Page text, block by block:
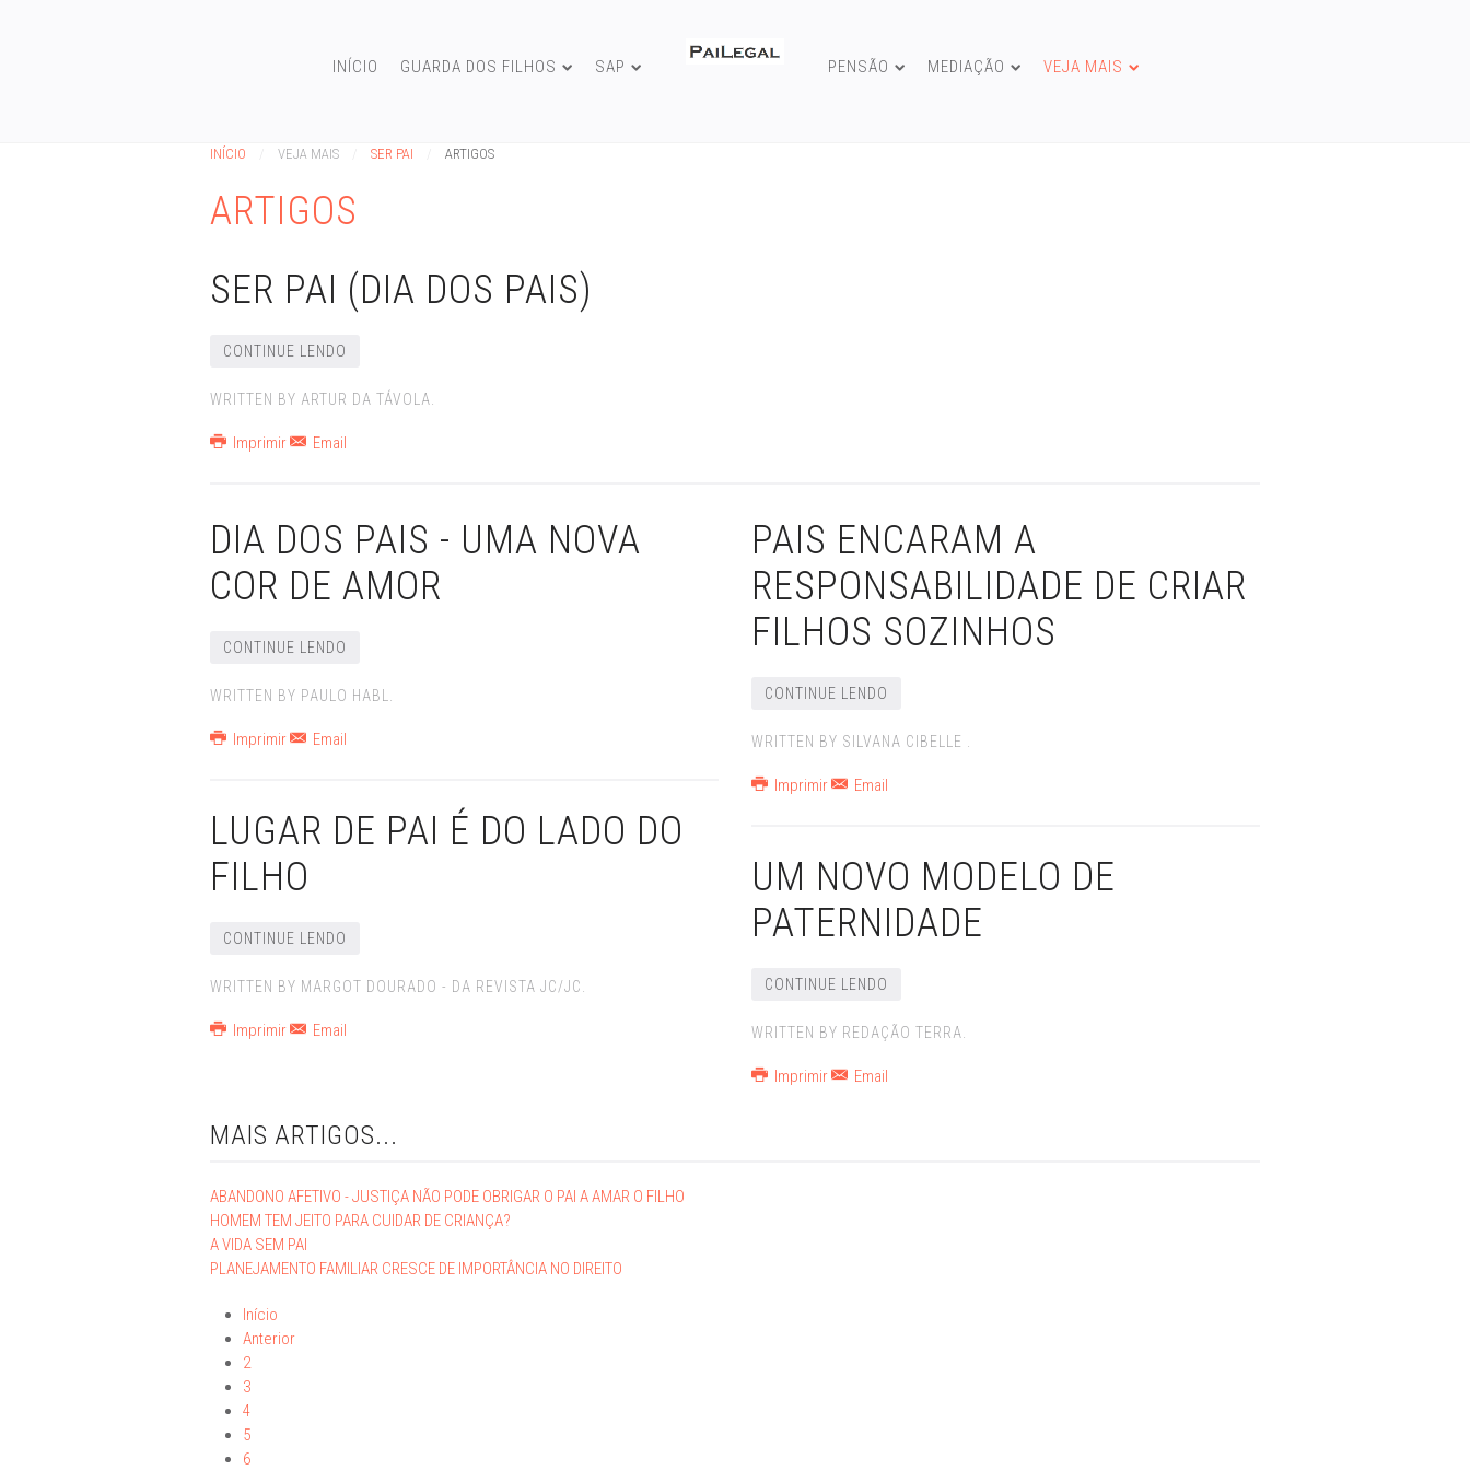
INÍCIO GUARDA DOS FILHOS SAP PENSÃO MEDIAÇÃO VEJA MAIS
INÍCIO VEJA MAIS SER PAI ARTIGOS
ARTIGOS
SER PAI (DIA DOS PAIS)
CONTINUE LENDO
WRITTEN BY ARTUR DA TÁVOLA.
Imprimir Email
DIA DOS PAIS - UMA NOVA
COR DE AMOR
CONTINUE LENDO
WRITTEN BY PAULO HABL.
Imprimir Email
LUGAR DE PAI É DO LADO DO
FILHO
CONTINUE LENDO
WRITTEN BY MARGOT DOURADO - DA REVISTA JC/JC.
Imprimir Email
PAIS ENCARAM A
RESPONSABILIDADE DE CRIAR
FILHOS SOZINHOS
CONTINUE LENDO
WRITTEN BY SILVANA CIBELLE .
Imprimir Email
UM NOVO MODELO DE
PATERNIDADE
CONTINUE LENDO
WRITTEN BY REDAÇÃO TERRA.
Imprimir Email
MAIS ARTIGOS...
ABANDONO AFETIVO - JUSTIÇA NÃO PODE OBRIGAR O PAI A AMAR O FILHO
HOMEM TEM JEITO PARA CUIDAR DE CRIANÇA?
A VIDA SEM PAI
PLANEJAMENTO FAMILIAR CRESCE DE IMPORTÂNCIA NO DIREITO
Início
Anterior
2
3
4
5
6